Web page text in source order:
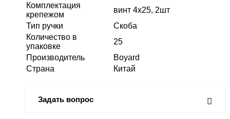
Комплектация
крепежом
винт 4х25, 2шт
Тип ручки
Скоба
Количество в
упаковке
25
Производитель
Boyard
Страна
Китай
Задать вопрос